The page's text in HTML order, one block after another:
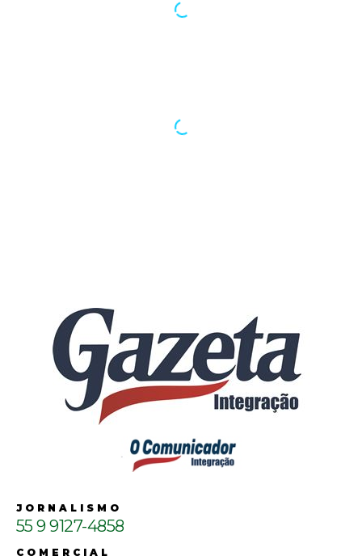
JORNALISMO
55 9 9127-4858
COMERCIAL